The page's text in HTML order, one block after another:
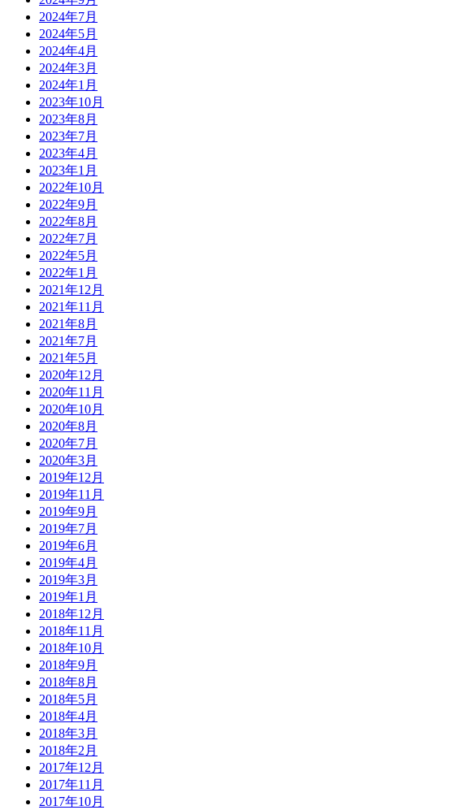
2024年7月
2024年5月
2024年4月
2024年3月
2024年1月
2023年10月
2023年8月
2023年7月
2023年4月
2023年1月
2022年10月
2022年9月
2022年8月
2022年7月
2022年5月
2022年1月
2021年12月
2021年11月
2021年8月
2021年7月
2021年5月
2020年12月
2020年11月
2020年10月
2020年8月
2020年7月
2020年3月
2019年12月
2019年11月
2019年9月
2019年7月
2019年6月
2019年4月
2019年3月
2019年1月
2018年12月
2018年11月
2018年10月
2018年9月
2018年8月
2018年5月
2018年4月
2018年3月
2018年2月
2017年12月
2017年11月
2017年10月